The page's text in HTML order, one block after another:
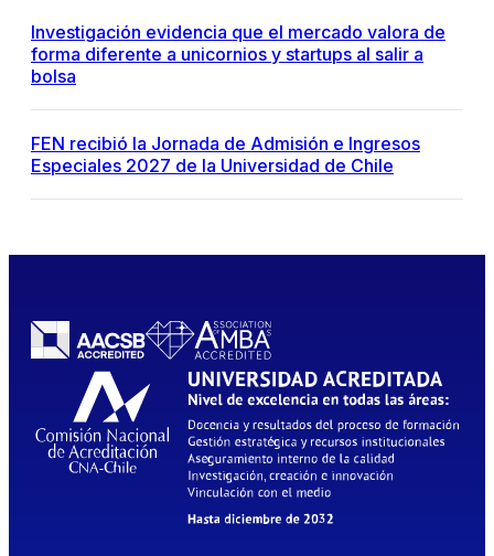
Investigación evidencia que el mercado valora de
forma diferente a unicornios y startups al salir a
bolsa
FEN recibió la Jornada de Admisión e Ingresos
Especiales 2027 de la Universidad de Chile